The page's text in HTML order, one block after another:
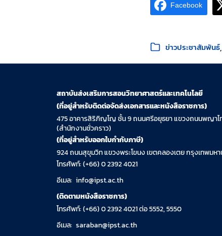
Facebook
หมวดหมู่:
ข่าวประชาสัมพันธ์
สถาบันส่งเสริมการสอนวิทยาศาสตร์และเทคโนโลยี
(ที่อยู่สำหรับติดต่อจัดส่งเอกสารและหนังสือราชการ)
475 อาคารสิริภิญโญ ชั้น 9 ถนนศรีอยุธยา แขวงถนนพญาไ
(สำนักงานชั่วคราว)
(ที่อยู่สำหรับออกใบกำกับภาษี)
924 ถนนสุขุมวิท แขวงพระโขนง เขตคลองเตย กรุงเทพมหา
โทรศัพท์: (+66) 0 2392 4021
อีเมล: info@ipst.ac.th
(ติดตามหนังสือราชการ)
โทรศัพท์: (+66) 0 2392 4021 ต่อ 5552, 5550
อีเมล: saraban@ipst.ac.th